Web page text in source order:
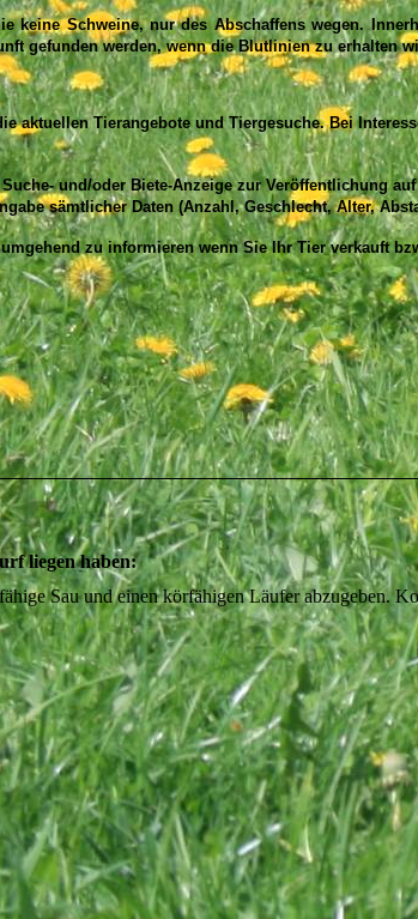
keine Schweine, nur des Abschaffens wegen.
gefunden werden, wenn die Blutlinien zu erhalten
aktuellen Tierangebote und Tiergesuche. Bei
und/oder Biete-Anzeige zur Veröffentlichung
sämtlicher Daten (Anzahl, Geschlecht, Alter,
zu informieren wenn Sie Ihr Tier verkauft
liegen haben:
Sau und einen körfähigen Läufer abzugeben.